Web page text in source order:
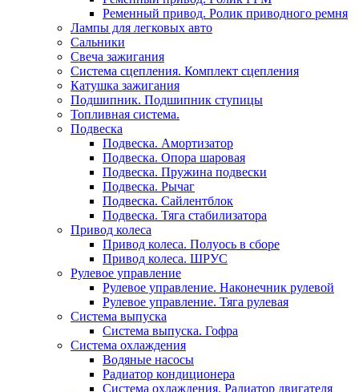
Ременный привод. Ролик приводного ремня
Лампы для легковых авто
Сальники
Свеча зажигания
Система сцепления. Комплект сцепления
Катушка зажигания
Подшипник. Подшипник ступицы
Топливная система.
Подвеска
Подвеска. Амортизатор
Подвеска. Опора шаровая
Подвеска. Пружина подвески
Подвеска. Рычаг
Подвеска. Сайлентблок
Подвеска. Тяга стабилизатора
Привод колеса
Привод колеса. Полуось в сборе
Привод колеса. ШРУС
Рулевое управление
Рулевое управление. Наконечник рулевой
Рулевое управление. Тяга рулевая
Система выпуска
Система выпуска. Гофра
Система охлаждения
Водяные насосы
Радиатор кондиционера
Система охлаждения. Радиатор двигателя